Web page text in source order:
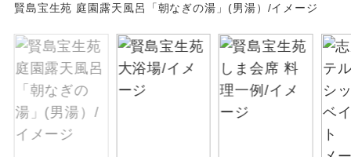
賢島宝生苑 庭園露天風呂「朝なぎの湯」(男湯）/イメージ
温泉 温泉地にも宿泊するコースです。
露天風呂
ご宿泊ホテルに露天風呂が付いていま
す。
大浴場 ご宿泊ホテルに大浴場が付いています。